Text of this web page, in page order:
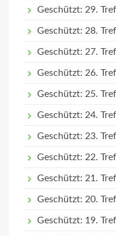
Geschützt: 29.
Geschützt: 28.
Geschützt: 27.
Geschützt: 26.
Geschützt: 25.
Geschützt: 24.
Geschützt: 23.
Geschützt: 22.
Geschützt: 21.
Geschützt: 20.
Geschützt: 19.